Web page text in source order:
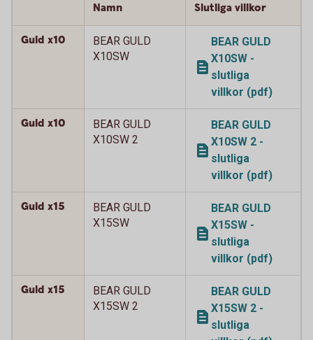
Namn Slutliga villkor
Guld x10
BEAR GULD
X10SW
BEAR GULD
X10SW -
slutliga
villkor (pdf)
Guld x10
BEAR GULD
X10SW 2
BEAR GULD
X10SW 2 -
slutliga
villkor (pdf)
Guld x15
BEAR GULD
X15SW
BEAR GULD
X15SW -
slutliga
villkor (pdf)
Guld x15
BEAR GULD
X15SW 2
BEAR GULD
X15SW 2 -
slutliga